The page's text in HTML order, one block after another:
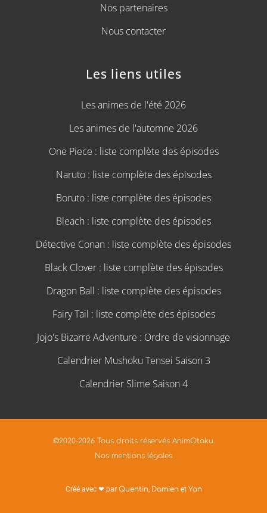
Nos partenaires
Nous contacter
Les liens utiles
Les animes de l'été 2026
Les animes de l'automne 2026
One Piece : liste complète des épisodes
Naruto : liste complète des épisodes
Boruto : liste complète des épisodes
Bleach : liste complète des épisodes
Détective Conan : liste complète des épisodes
Black Clover : liste complète des épisodes
Dragon Ball : liste complète des épisodes
Fairy Tail : liste complète des épisodes
Jojo's Bizarre Adventure : Ordre de visionnage
Calendrier Mushoku Tensei Saison 3
Calendrier Slime Saison 4
©2020-2026 Tous droits réservés AnimOtaku.
Nos mentions légales
Créé avec ❤ par Quentin, Damienet Yan